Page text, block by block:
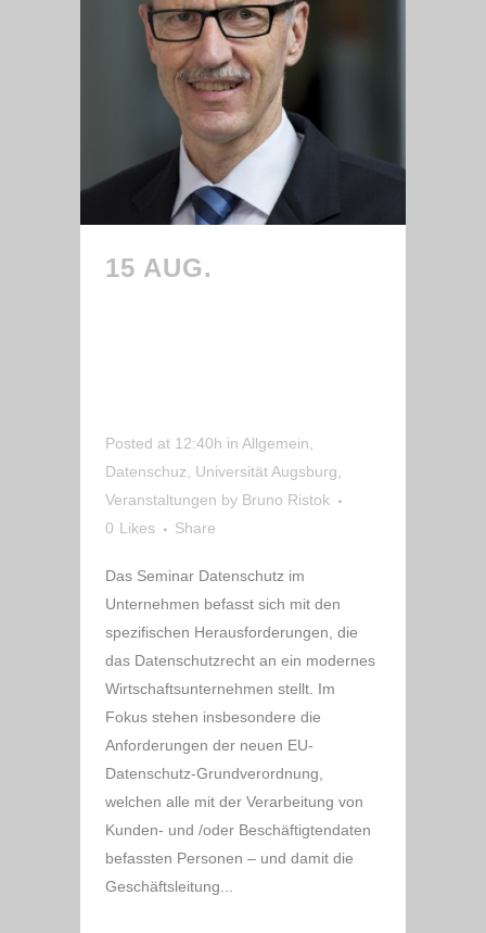
15 AUG.
Posted at 12:40h in Allgemein
Datenschuz
Universität Augsburg
Veranstaltungen by Bruno Ristok
0 Likes Share
Das Seminar Datenschutz im
Unternehmen befasst sich mit den
spezifischen Herausforderungen, die
das Datenschutzrecht an ein modernes
Wirtschaftsunternehmen stellt. Im
Fokus stehen insbesondere die
Anforderungen der neuen EU-
Datenschutz-Grundverordnung,
welchen alle mit der Verarbeitung von
Kunden- und /oder Beschäftigtendaten
befassten Personen – und damit die
Geschäftsleitung...